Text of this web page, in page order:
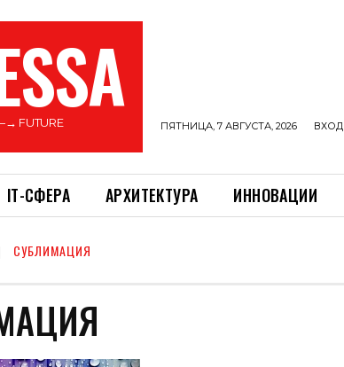
FUTURE ПЯТНИЦА, 7 АВГУСТА, 2026 ВХОД
ІТ-СФЕРА АРХИТЕКТУРА ИННОВАЦИИ
СУБЛИМАЦИЯ